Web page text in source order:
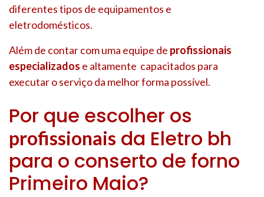
diferentes tipos de equipamentos e
eletrodomésticos.
Além de contar com uma equipe de profissionais
especializados e altamente capacitados para
executar o serviço da melhor forma possível.
Por que escolher os
profissionais da Eletro bh
para o conserto de forno
Primeiro Maio?